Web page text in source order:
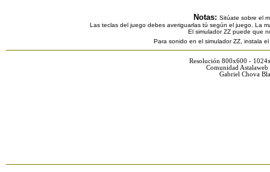
Notas: Sitúate sobre el
Las teclas del juego debes averiguarlas tú según el juego. La
El simulador ZZ puede que
Para sonido en el simulador ZZ, instala
Resolución 800x600 -
Comunidad
Gabriel Chova